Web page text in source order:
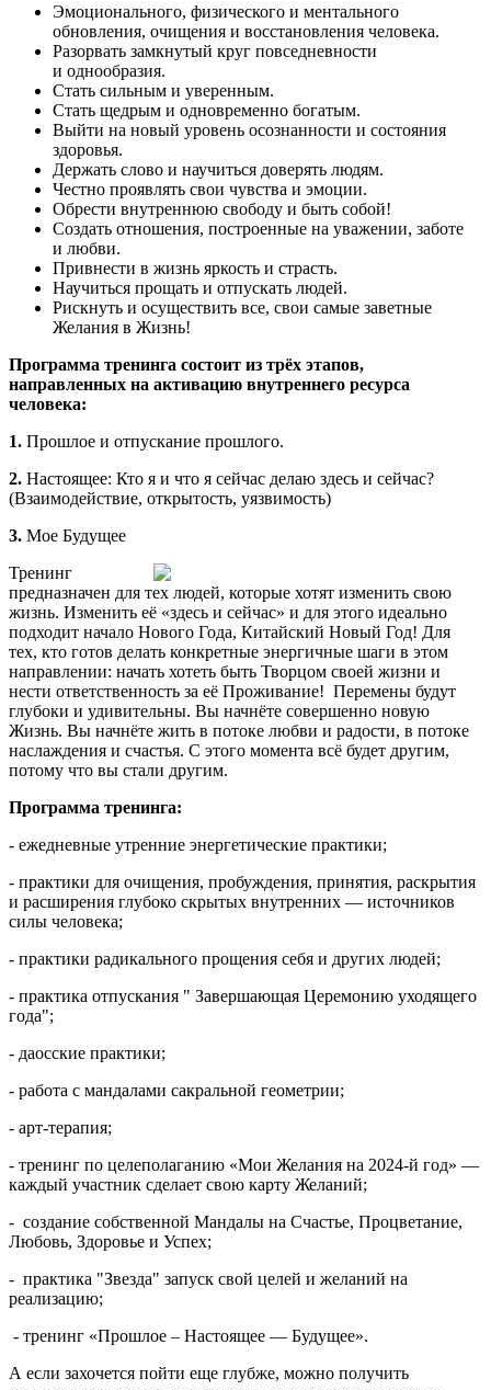
Эмоционального, физического и ментального
обновления, очищения и восстановления человека.
Разорвать замкнутый круг повседневности
и однообразия.
Стать сильным и уверенным.
Стать щедрым и одновременно богатым.
Выйти на новый уровень осознанности и состояния
здоровья.
Держать слово и научиться доверять людям.
Честно проявлять свои чувства и эмоции.
Обрести внутреннюю свободу и быть собой!
Создать отношения, построенные на уважении, заботе
и любви.
Привнести в жизнь яркость и страсть.
Научиться прощать и отпускать людей.
Рискнуть и осуществить все, свои самые заветные
Желания в Жизнь!
Программа тренинга состоит из трёх этапов,
направленных на активацию внутреннего ресурса
человека:
1. Прошлое и отпускание прошлого.
2. Настоящее: Кто я и что я сейчас делаю здесь и сейчас?
(Взаимодействие, открытость, уязвимость)
3. Мое Будущее
Тренинг
предназначен для тех людей, которые хотят изменить свою
жизнь. Изменить её «здесь и сейчас» и для этого идеально
подходит начало Нового Года, Китайский Новый Год! Для
тех, кто готов делать конкретные энергичные шаги в этом
направлении: начать хотеть быть Творцом своей жизни и
нести ответственность за её Проживание! Перемены будут
глубоки и удивительны. Вы начнёте совершенно новую
Жизнь. Вы начнёте жить в потоке любви и радости, в потоке
наслаждения и счастья. С этого момента всё будет другим,
потому что вы стали другим.
Программа тренинга:
- ежедневные утренние энергетические практики;
- практики для очищения, пробуждения, принятия, раскрытия
и расширения глубоко скрытых внутренних — источников
силы человека;
- практики радикального прощения себя и других людей;
- практика отпускания " Завершающая Церемонию уходящего
года";
- даосские практики;
- работа с мандалами сакральной геометрии;
- арт-терапия;
- тренинг по целеполаганию «Мои Желания на 2024-й год» —
каждый участник сделает свою карту Желаний;
- создание собственной Мандалы на Счастье, Процветание,
Любовь, Здоровье и Успех;
- практика "Звезда" запуск свой целей и желаний на
реализацию;
- тренинг «Прошлое – Настоящее — Будущее».
А если захочется пойти еще глубже, можно получить